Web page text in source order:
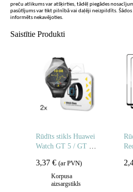
preču atlikums var atšķirties, tādēļ piegādes
pasūtījums var tikt pilnībā vai daļēji neizpildīts.
informēts nekavējoties.
Saistītie Produkti
Rūdīts stikls Huawei
Watch GT 5 / GT 5
Pro / GT 3 / GT 3
Pro Full Glue 42mm
– 2 gab.
3,37 € (ar PVN)
Korpusa
aizsargstikls
–